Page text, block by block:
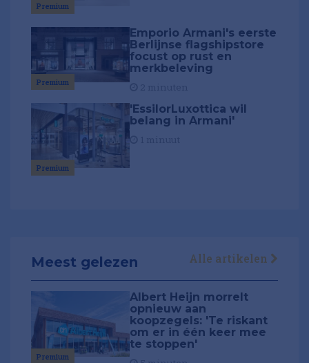
Premium
Premium
Emporio Armani's eerste
Berlijnse flagshipstore
focust op rust en
merkbeleving
Premium
'EssilorLuxottica wil
belang in Armani'
Meest gelezen Alle artikelen
Premium
Albert Heijn morrelt
opnieuw aan
koopzegels: 'Te riskant
om er in één keer mee
te stoppen'